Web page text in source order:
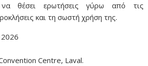
θέσει ερωτήσεις γύρω από τις
και τη σωστή χρήση της.
Centre, Laval.